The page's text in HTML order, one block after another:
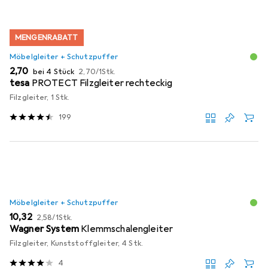
MENGENRABATT
Möbelgleiter + Schutzpuffer
EUR
2,70 bei 4 Stück EUR
2,70/1Stk.
tesa PROTECT Filzgleiter rechteckig
Filzgleiter, 1 Stk.
199
Möbelgleiter + Schutzpuffer
EUR
10,32 EUR
2,58/1Stk.
Wagner System Klemmschalengleiter
Filzgleiter, Kunststoffgleiter, 4 Stk.
4